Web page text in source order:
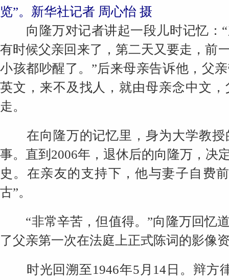
览”。新华社记者 周心怡 摄
向隆万对记者讲起一段儿时记忆：“
有时候父亲回来了，第二天又要走，前
小孩都吵醒了。”后来母亲告诉他，父
英文，来不及找人，就由母亲念中文
走。
在向隆万的记忆里，身为大学教授
事。直到2006年，退休后的向隆万，决
史。在亲友的支持下，他与妻子自费
古”。
“非常辛苦，但值得。”向隆万回忆
了父亲第一次在法庭上正式陈词的影像
时光回溯至1946年5月14日。辩方